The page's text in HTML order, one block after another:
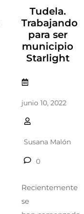
Tudela.
Trabajando
para ser
municipio
Starlight
junio 10, 2022
Susana Malón
0
Recientemente
se